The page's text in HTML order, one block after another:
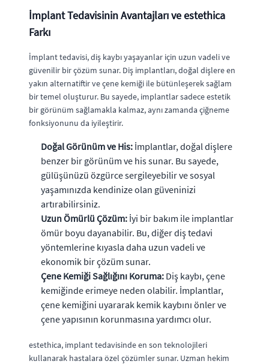
İmplant Tedavisinin Avantajları ve estethica
Farkı
İmplant tedavisi, diş kaybı yaşayanlar için uzun vadeli ve
güvenilir bir çözüm sunar. Diş implantları, doğal dişlere en
yakın alternatiftir ve çene kemiği ile bütünleşerek sağlam
bir temel oluşturur. Bu sayede, implantlar sadece estetik
bir görünüm sağlamakla kalmaz, aynı zamanda çiğneme
fonksiyonunu da iyileştirir.
Doğal Görünüm ve His: İmplantlar, doğal dişlere
benzer bir görünüm ve his sunar. Bu sayede,
gülüşünüzü özgürce sergileyebilir ve sosyal
yaşamınızda kendinize olan güveninizi
artırabilirsiniz.
Uzun Ömürlü Çözüm: İyi bir bakım ile implantlar
ömür boyu dayanabilir. Bu, diğer diş tedavi
yöntemlerine kıyasla daha uzun vadeli ve
ekonomik bir çözüm sunar.
Çene Kemiği Sağlığını Koruma: Diş kaybı, çene
kemiğinde erimeye neden olabilir. İmplantlar,
çene kemiğini uyararak kemik kaybını önler ve
çene yapısının korunmasına yardımcı olur.
estethica, implant tedavisinde en son teknolojileri
kullanarak hastalara özel çözümler sunar. Uzman hekim